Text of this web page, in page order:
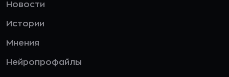
Новости
Истории
Мнения
Нейропрофайлы